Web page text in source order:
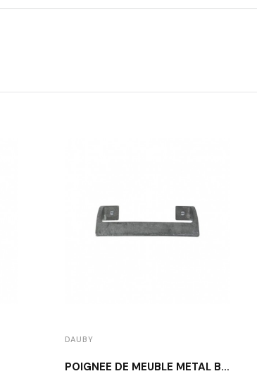
DAUBY
POIGNÉE DE MEUBLE MÉTAL BRUT DAUBY PMAF-128 RM